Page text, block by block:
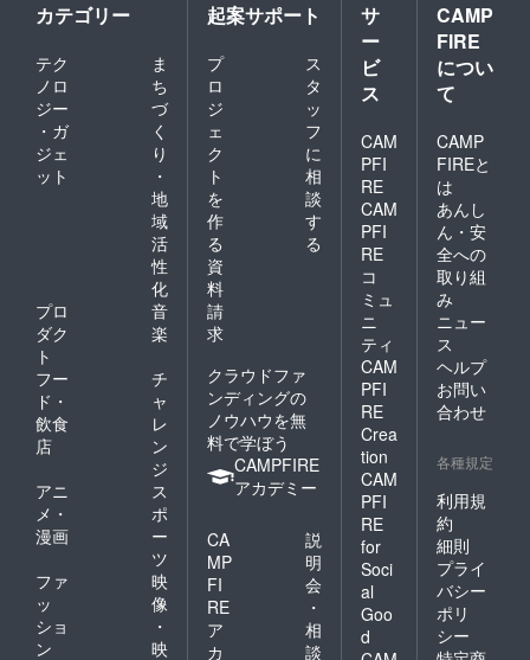
カテゴリー
テク
ノロ
ジー
・ガ
ジェ
ット
ま
ち
づ
く
り
・
地
域
活
性
化
プロ
ダク
ト
音
楽
フー
ド・
飲食
店
チ
ャ
レ
ン
ジ
アニ
メ・
漫画
ス
ポ
ー
ツ
ファ
ッ
ショ
ン
映
像
・
映
起案サポート
プ
ロ
ジ
ェ
ク
ト
を
作
る
ス
タ
ッ
フ
に
相
談
す
る
資
料
請
求
クラウドファ
ンディングの
ノウハウを無
料で学ぼう
CAMPFIRE
アカデミー
CA
MP
FI
RE
ア
カ
説
明
会
・
相
談
サ
ー
ビ
ス
CAM
PFI
RE
CAM
PFI
RE
コ
ミュ
ニ
ティ
CAM
PFI
RE
Crea
tion
CAM
PFI
RE
for
Soci
al
Goo
d
CAMP
FIRE
につい
て
CAMP
FIREと
は
あんし
ん・安
全への
取り組
み
ニュー
ス
ヘルプ
お問い
合わせ
各種規定
利用規
約
細則
プライ
バシー
ポリ
シー